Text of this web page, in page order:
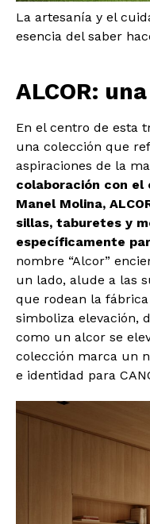
La artesanía y el
esencia del saber
ALCOR:
En el centro de esta
una colección que
aspiraciones de la
colaboración con el
Manel Molina,
sillas, taburetes y
específicamente
nombre “Alcor”
un lado, alude a las
que rodean la
simboliza elevación,
como un alcor se
colección marca un
e identidad para